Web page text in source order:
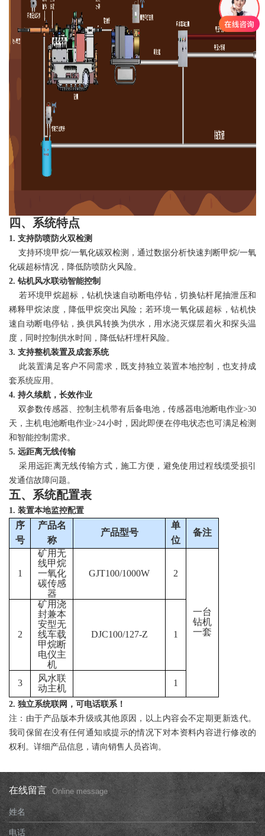
四、系统特点
1. 支持防喷防火双检测
支持环境甲烷/一氧化碳双检测，通过数据分析快速判断甲烷/一氧
化碳超标情况，降低防喷防火风险。
2. 钻机风水联动智能控制
若环境甲烷超标，钻机快速自动断电停钻，切换钻杆尾抽泄压和
稀释甲烷浓度，降低甲烷突出风险；若环境一氧化碳超标，钻机快
速自动断电停钻，换供风转换为供水，用水浇灭煤层着火和探头温
度，同时控制供水时间，降低钻杆埋杆风险。
3. 支持整机装置及成套系统
此装置满足客户不同需求，既支持独立装置本地控制，也支持成
套系统应用。
4. 持久续航，长效作业
双参数传感器、控制主机带有后备电池，传感器电池断电作业>30
天，主机电池断电作业>24小时，因此即便在停电状态也可满足检测
和智能控制需求。
5. 远距离无线传输
采用远距离无线传输方式，施工方便，避免使用过程线缆受损引
发通信故障问题。
五、系统配置表
1. 装置本地监控配置
序
号
产品名
称
产品型号
单
位
备注
1
矿用无
线甲烷
一氧化
碳传感
器
GJT100/1000W 2
一台
钻机
一套
2
矿用浇
封兼本
安型无
线车载
甲烷断
电仪主
机
DJC100/127-Z 1
3
风水联
动主机
1
2. 独立系统联网，可电话联系！
注：由于产品版本升级或其他原因，以上内容会不定期更新迭代。
我司保留在没有任何通知或提示的情况下对本资料内容进行修改的
权利。详细产品信息，请向销售人员咨询。
在线留言 Online message
姓名
电话